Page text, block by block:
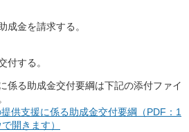
成金を請求する。
付する。
係る助成金交付要綱は下記の添付ファイ
供支援に係る助成金交付要綱（PDF：1
開きます）